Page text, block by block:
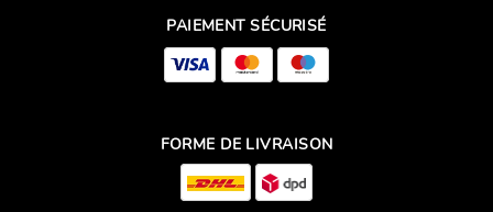
PAIEMENT SÉCURISÉ
FORME DE LIVRAISON